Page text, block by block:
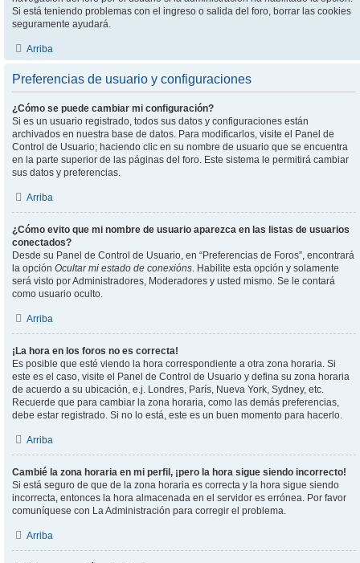
Si está teniendo problemas con el ingreso o salida del foro, borrar las cookies
seguramente ayudará.
Arriba
Preferencias de usuario y configuraciones
¿Cómo se puede cambiar mi configuración?
Si es un usuario registrado, todos sus datos y configuraciones están
archivados en nuestra base de datos. Para modificarlos, visite el Panel de
Control de Usuario; haciendo clic en su nombre de usuario que se encuentra
en la parte superior de las páginas del foro. Este sistema le permitirá cambiar
sus datos y preferencias.
Arriba
¿Cómo evito que mi nombre de usuario aparezca en las listas de usuarios
conectados?
Desde su Panel de Control de Usuario, en “Preferencias de Foros”, encontrará
la opción Ocultar mi estado de conexións. Habilite esta opción y solamente
será visto por Administradores, Moderadores y usted mismo. Se le contará
como usuario oculto.
Arriba
¡La hora en los foros no es correcta!
Es posible que esté viendo la hora correspondiente a otra zona horaria. Si
este es el caso, visite el Panel de Control de Usuario y defina su zona horaria
de acuerdo a su ubicación, e.j. Londres, París, Nueva York, Sydney, etc.
Recuerde que para cambiar la zona horaria, como las demás preferencias,
debe estar registrado. Si no lo está, este es un buen momento para hacerlo.
Arriba
Cambié la zona horaria en mi perfil, ¡pero la hora sigue siendo incorrecto!
Si está seguro de que de la zona horaria es correcta y la hora sigue siendo
incorrecta, entonces la hora almacenada en el servidor es errónea. Por favor
comuníquese con La Administración para corregir el problema.
Arriba